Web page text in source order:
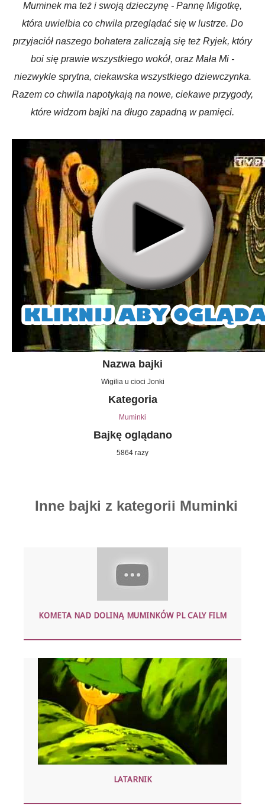
Muminek ma też i swoją dzieczynę - Pannę Migotkę,
która uwielbia co chwila przeglądać się w lustrze. Do
przyjaciół naszego bohatera zaliczają się też Ryjek, który
boi się prawie wszystkiego wokół, oraz Mała Mi -
niezwykle sprytna, ciekawska wszystkiego dziewczynka.
Razem co chwila napotykają na nowe, ciekawe przygody,
które widzom bajki na długo zapadną w pamięci.
Nazwa bajki
Wigilia u cioci Jonki
Kategoria
Muminki
Bajkę oglądano
5864 razy
Inne bajki z kategorii Muminki
KOMETA NAD DOLINĄ MUMINKÓW PL CALY FILM
LATARNIK